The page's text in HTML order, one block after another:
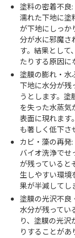
塗料の密着不良:
濡れた下地に塗
が下地にしっか
分が水に邪魔さ
す。結果として
たりする原因に
塗膜の膨れ・水
下地に水分が残
うとします。塗
を失った水蒸気
表面に現れます
も著しく低下さ
カビ・藻の再発:
バイオ洗浄でせ
が残っていると
生しやすい環境
果が半減してし
塗膜の光沢不良
水分が残ってい
り、塗膜の光沢
りすることがあ